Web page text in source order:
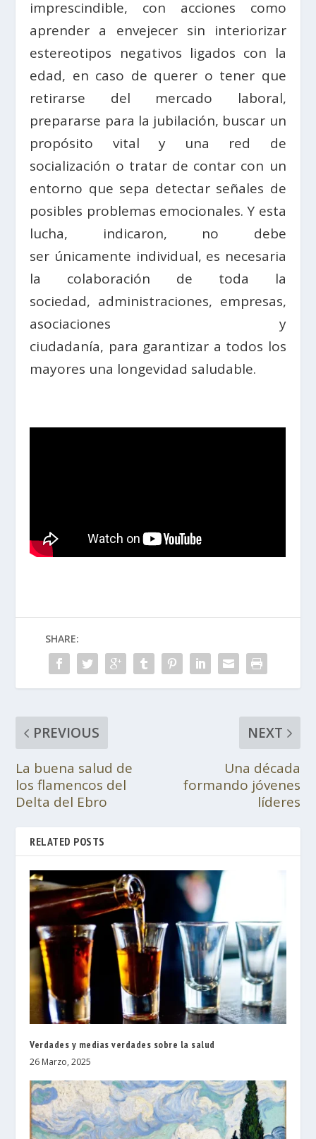
imprescindible, con acciones como
aprender a envejecer sin interiorizar
estereotipos negativos ligados con la
edad, en caso de querer o tener que
retirarse del mercado laboral,
prepararse para la jubilación, buscar un
propósito vital y una red de
socialización o tratar de contar con un
entorno que sepa detectar señales de
posibles problemas emocionales. Y esta
lucha, indicaron, no debe
ser únicamente individual, es necesaria
la colaboración de toda la
sociedad, administraciones, empresas,
asociaciones y
ciudadanía, para garantizar a todos los
mayores una longevidad saludable.
SHARE:
PREVIOUS
La buena salud de
los flamencos del
Delta del Ebro
NEXT
Una década
formando jóvenes
líderes
RELATED POSTS
Verdades y medias verdades sobre la salud
26 Marzo, 2025